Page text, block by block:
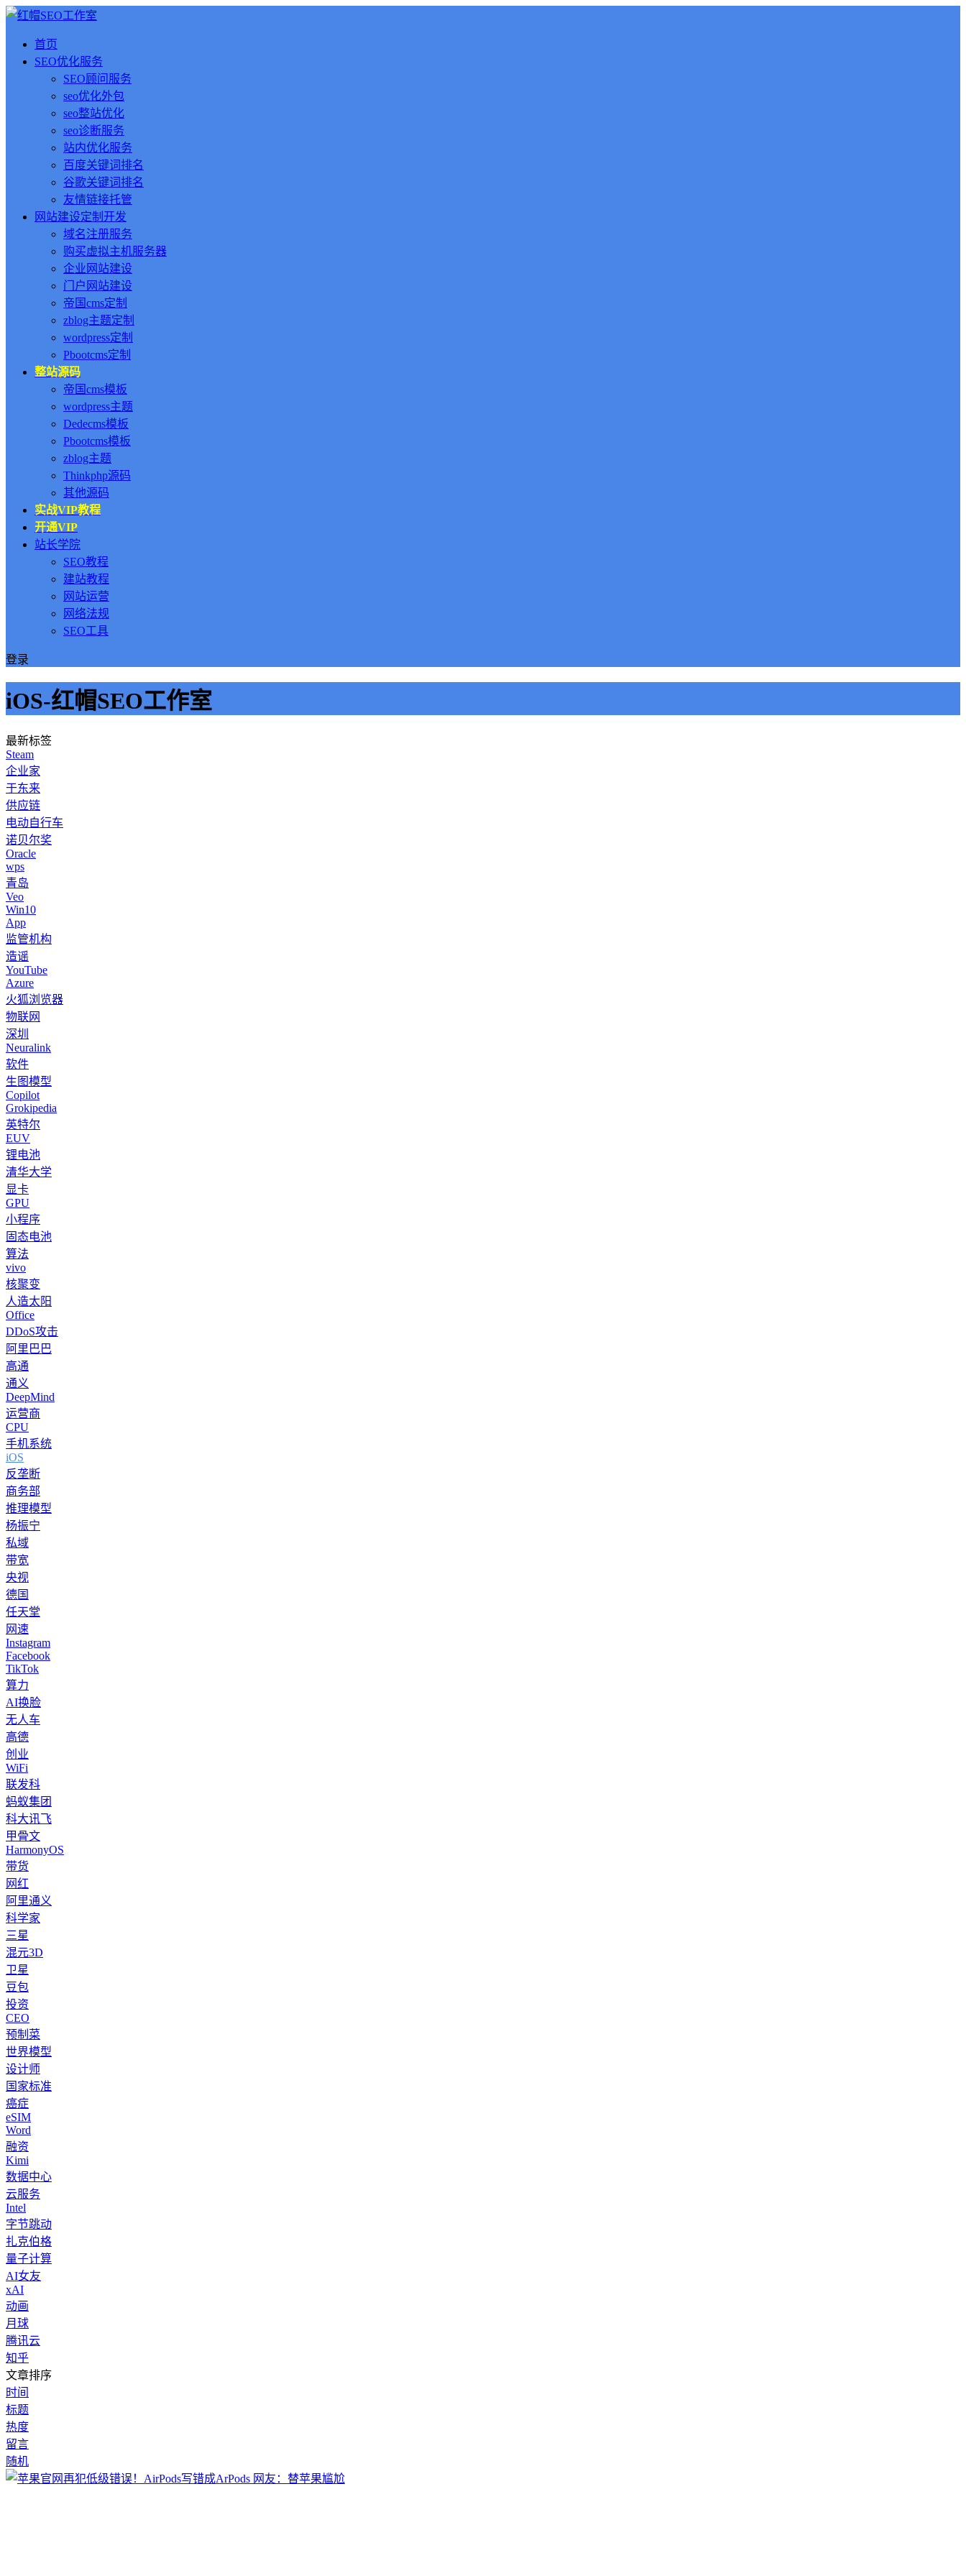
首页
SEO优化服务
SEO顾问服务
seo优化外包
seo整站优化
seo诊断服务
站内优化服务
百度关键词排名
谷歌关键词排名
友情链接托管
网站建设定制开发
域名注册服务
购买虚拟主机服务器
企业网站建设
门户网站建设
帝国cms定制
zblog主题定制
wordpress定制
Pbootcms定制
整站源码
帝国cms模板
wordpress主题
Dedecms模板
Pbootcms模板
zblog主题
Thinkphp源码
其他源码
实战VIP教程
开通VIP
站长学院
SEO教程
建站教程
网站运营
网络法规
SEO工具
登录
iOS-红帽SEO工作室
最新标签
Steam
企业家
于东来
供应链
电动自行车
诺贝尔奖
Oracle
wps
青岛
Veo
Win10
App
监管机构
造谣
YouTube
Azure
火狐浏览器
物联网
深圳
Neuralink
软件
生图模型
Copilot
Grokipedia
英特尔
EUV
锂电池
清华大学
显卡
GPU
小程序
固态电池
算法
vivo
核聚变
人造太阳
Office
DDoS攻击
阿里巴巴
高通
通义
DeepMind
运营商
CPU
手机系统
iOS
反垄断
商务部
推理模型
杨振宁
私域
带宽
央视
德国
任天堂
网速
Instagram
Facebook
TikTok
算力
AI换脸
无人车
高德
创业
WiFi
联发科
蚂蚁集团
科大讯飞
甲骨文
HarmonyOS
带货
网红
阿里通义
科学家
三星
混元3D
卫星
豆包
投资
CEO
预制菜
世界模型
设计师
国家标准
癌症
eSIM
Word
融资
Kimi
数据中心
云服务
Intel
字节跳动
扎克伯格
量子计算
AI女友
xAI
动画
月球
腾讯云
知乎
文章排序
时间
标题
热度
留言
随机